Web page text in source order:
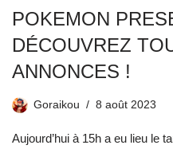
POKEMON
DÉCOUVREZ
ANNONCES !
Goraikou 8 août 2023
Aujourd’hui à 15h a eu lieu le